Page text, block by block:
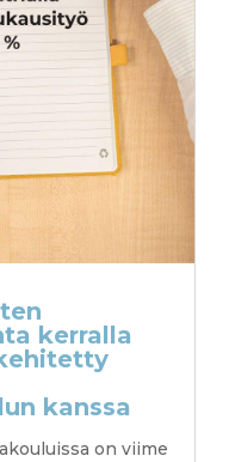
kerralla
kanssa
on viime